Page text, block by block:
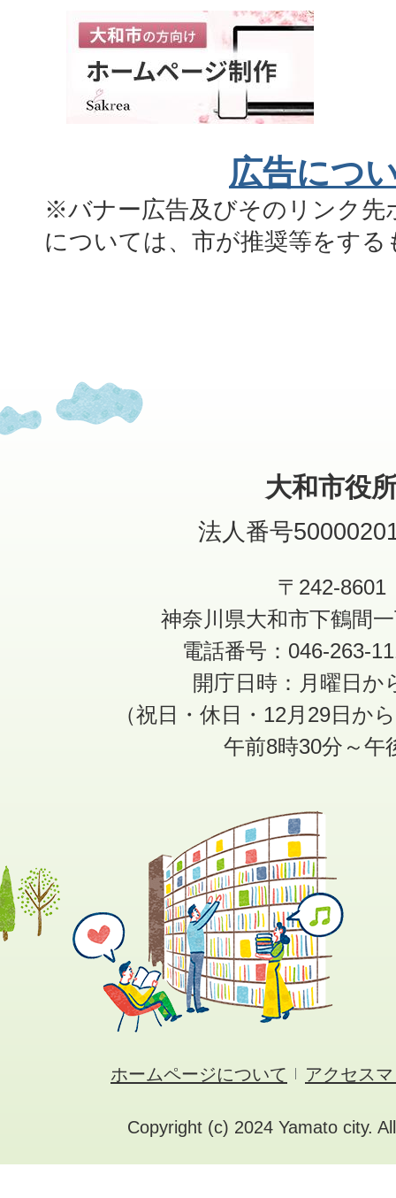
広告につ
※バナー広告及びそのリンク先
については、市が推奨等をす
大和市役
法人番号
〒242-8601
神奈川県大和市下鶴間
電話番号：046-263-
開庁日時：月曜日か
（祝日・休日・12月29日か
午前8時30分～午
ホームページについて アクセス
Copyright (c) 2024 Yamato city.